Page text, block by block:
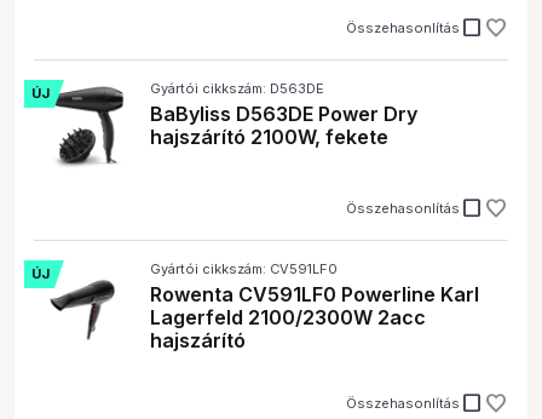
Összehasonlítás check_box_outline_blank
ÚJ Gyártói cikkszám: D563DE
BaByliss D563DE Power Dry
hajszárító 2100W, fekete
Összehasonlítás check_box_outline_blank
ÚJ Gyártói cikkszám: CV591LF0
Rowenta CV591LF0 Powerline Karl
Lagerfeld 2100/2300W 2acc
hajszárító
Összehasonlítás check_box_outline_blank